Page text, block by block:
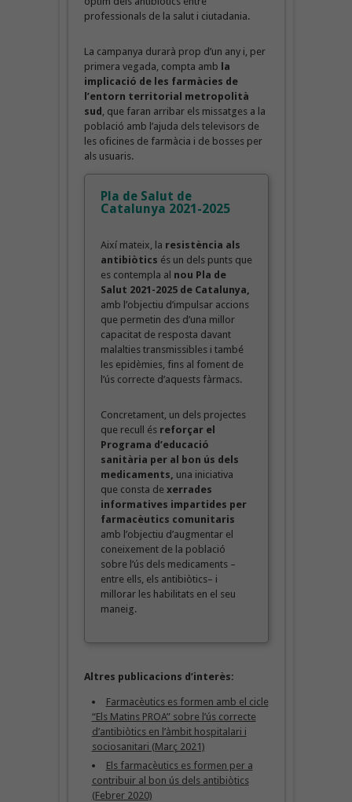
professionals de la salut i ciutadania.
La campanya durarà prop d’un any i, per
primera vegada, compta amb la
implicació de les farmàcies de
l’entorn territorial metropolità
sud , que faran arribar els missatges a la
població amb l’ajuda dels televisors de
les oficines de farmàcia i de bosses per
als usuaris.
Pla de Salut de
Catalunya 2021-2025
Així mateix, la resistència als
antibiòtics és un dels punts que
es contempla al nou Pla de
Salut 2021-2025 de Catalunya,
amb l’objectiu d’impulsar accions
que permetin des d’una millor
capacitat de resposta davant
malalties transmissibles i també
les epidèmies, fins al foment de
l’ús correcte d’aquests fàrmacs.
Concretament, un dels projectes
que recull és reforçar el
Programa d’educació
sanitària per al bon ús dels
medicaments, una iniciativa
que consta de xerrades
informatives impartides per
farmacèutics comunitaris
amb l’objectiu d’augmentar el
coneixement de la població
sobre l’ús dels medicaments –
entre ells, els antibiòtics– i
millorar les habilitats en el seu
maneig.
Altres publicacions d’interès:
Farmacèutics es formen amb el cicle
“Els Matins PROA” sobre l’ús correcte
d’antibiòtics en l’àmbit hospitalari i
sociosanitari (Març 2021)
Els farmacèutics es formen per a
contribuir al bon ús dels antibiòtics
(Febrer 2020)